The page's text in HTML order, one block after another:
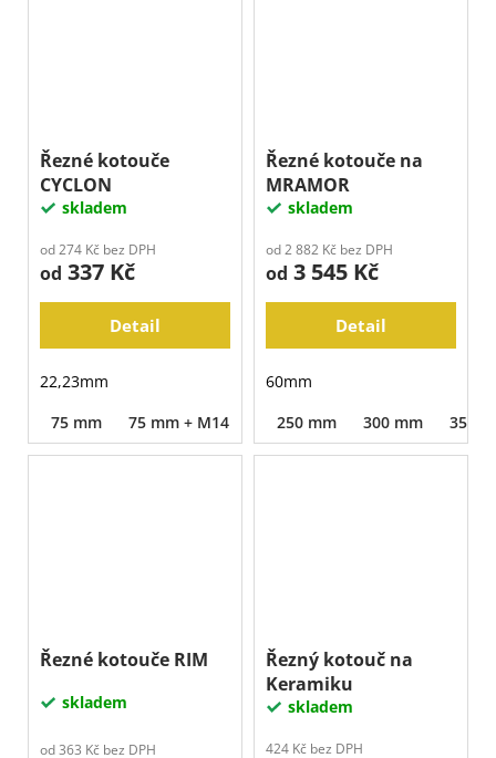
Řezné kotouče
CYCLON
skladem
od 274 Kč bez DPH
od 337 Kč
Detail
22,23mm
75 mm
75 mm + M14 105 mm 115 mm 125 mm
Řezné kotouče na
MRAMOR
skladem
od 2 882 Kč bez DPH
od 3 545 Kč
Detail
60mm
250 mm
300 mm 350
Řezné kotouče RIM
skladem
od 363 Kč bez DPH
Řezný kotouč na
Keramiku
skladem
424 Kč bez DPH